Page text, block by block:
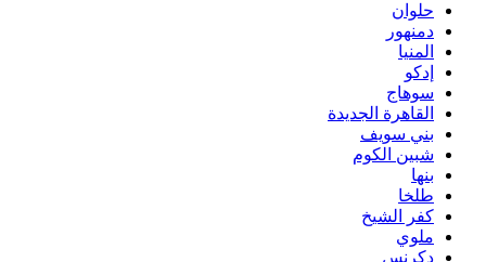
حلوان
دمنهور
المنيا
إدكو
سوهاج
القاهرة الجديدة
بني سويف
شبين الكوم
بنها
طلخا
كفر الشيخ
ملوي
دكرنس